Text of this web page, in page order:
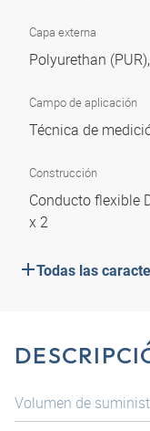
Capa externa
Polyurethan
Campo de aplicación
Técnica de
Construcción
Conducto flexible
x 2
Todas las
Volumen de